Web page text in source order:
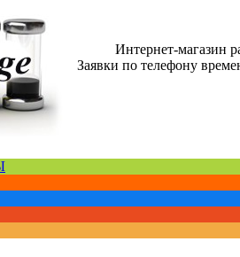
Интернет-магазин
Заявки по телефону